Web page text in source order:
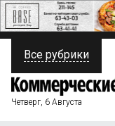
ПОЛИТИКА
ФИНАНСЫ
Все рубрики
Четверг, 6 Августа